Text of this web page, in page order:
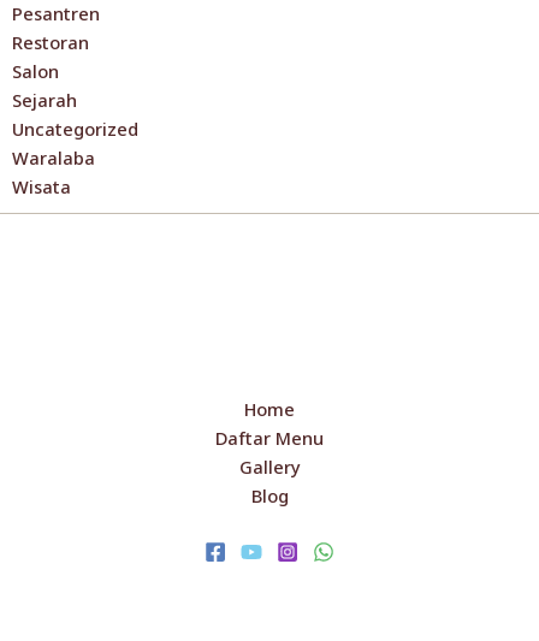
Pesantren
Restoran
Salon
Sejarah
Uncategorized
Waralaba
Wisata
Home
Daftar Menu
Gallery
Blog